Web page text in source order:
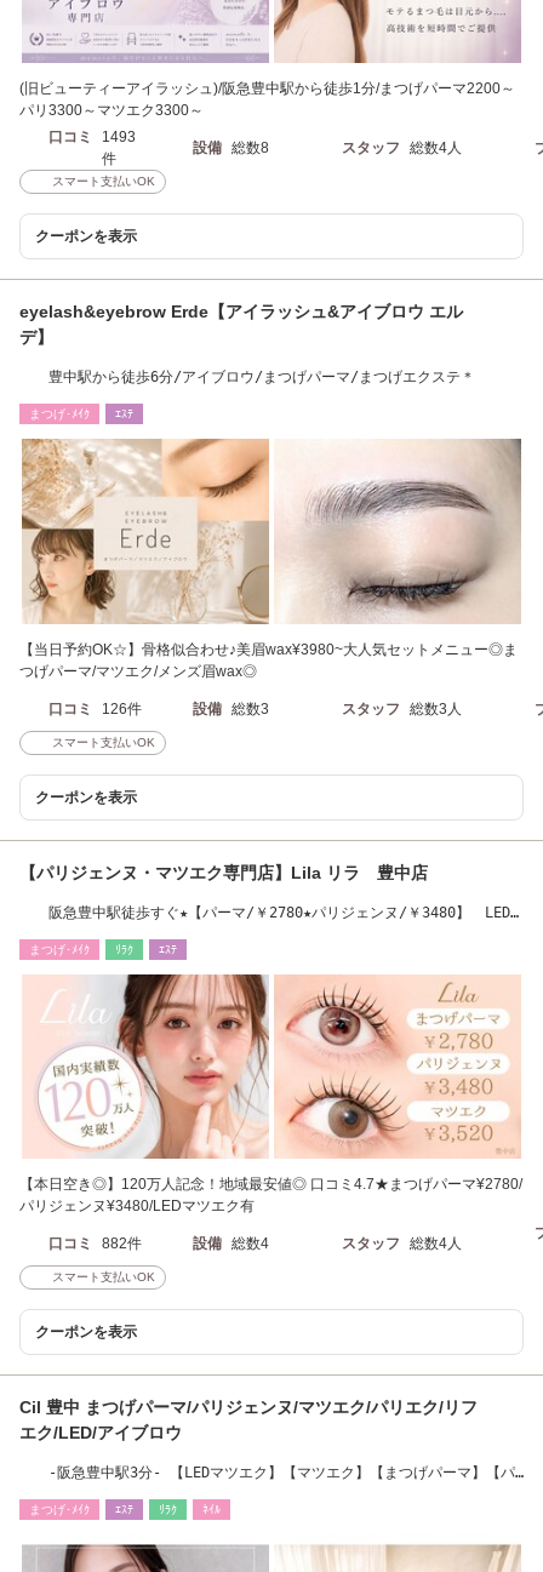
(旧ビューティーアイラッシュ)/阪急豊中駅から徒歩1分/まつげパーマ2200～
パリ3300～マツエク3300～
口コミ
1493
件
設備 総数8 スタッフ 総数4人
スマート支払いOK
クーポンを表示
eyelash&eyebrow Erde【アイラッシュ&アイブロウ エル
デ】
豊中駅から徒歩6分/アイブロウ/まつげパーマ/まつげエクステ＊
まつげ･ﾒｲｸ ｴｽﾃ
【当日予約OK☆】骨格似合わせ♪美眉wax¥3980~大人気セットメニュー◎ま
つげパーマ/マツエク/メンズ眉wax◎
口コミ 126件 設備 総数3 スタッフ 総数3人
スマート支払いOK
クーポンを表示
【パリジェンヌ・マツエク専門店】Lila リラ 豊中店
阪急豊中駅徒歩すぐ★【パーマ/￥2780★パリジェンヌ/￥3480】 LED
まつげ･ﾒｲｸ ﾘﾗｸ ｴｽﾃ
【本日空き◎】120万人記念！地域最安値◎ 口コミ4.7★まつげパーマ¥2780/
パリジェンヌ¥3480/LEDマツエク有
口コミ 882件 設備 総数4 スタッフ 総数4人
スマート支払いOK
クーポンを表示
Cil 豊中 まつげパーマ/パリジェンヌ/マツエク/パリエク/リフ
エク/LED/アイブロウ
-阪急豊中駅3分- 【LEDマツエク】【マツエク】【まつげパーマ】【パ
まつげ･ﾒｲｸ ｴｽﾃ ﾘﾗｸ ﾈｲﾙ